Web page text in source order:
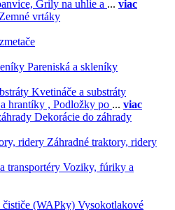
Grily na uhlie a ... viac
Zemné vrtáky
Pareniská a skleníky
Kvetináče a substráty
hrantíky , Podložky po ... viac
Dekorácie do záhrady
Záhradné traktory, ridery
Voziky, fúriky a
Vysokotlakové